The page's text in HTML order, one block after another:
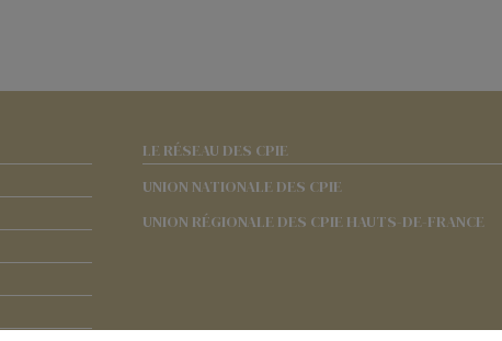
LE RÉSEAU DES CPIE
UNION NATIONALE DES CPIE
UNION RÉGIONALE DES CPIE HAUTS-DE-FRANCE